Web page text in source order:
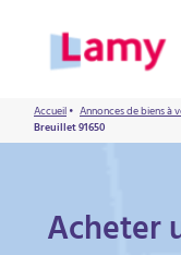
Accueil• Annonces de biens à
Breuillet 91650
Acheter